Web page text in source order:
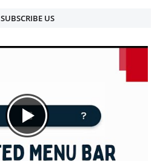
SUBSCRIBE US